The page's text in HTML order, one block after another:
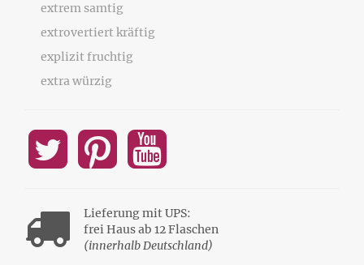
extrem samtig
extrovertiert kräftig
explizit fruchtig
extra würzig
Lieferung mit UPS:
frei Haus ab 12 Flaschen
(innerhalb Deutschland)